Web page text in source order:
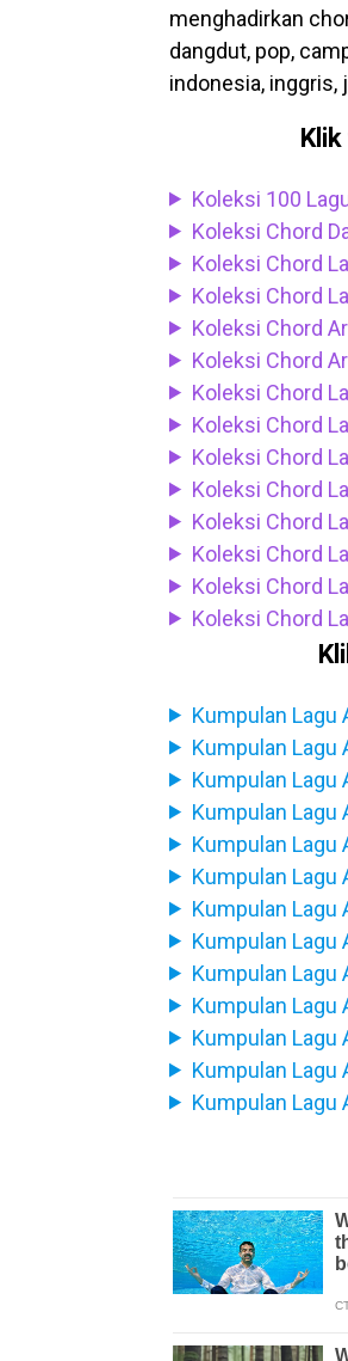
menghadirkan
dangdut, pop,
indonesia, inggris,
Koleksi 100
Koleksi Chord
Koleksi Chord
Koleksi Chord
Koleksi Chord
Koleksi Chord
Koleksi Chord
Koleksi Chord
Koleksi Chord
Koleksi Chord
Koleksi Chord
Koleksi Chord
Koleksi Chord
Koleksi Chord
Kumpulan Lagu
Kumpulan Lagu
Kumpulan Lagu
Kumpulan Lagu
Kumpulan Lagu
Kumpulan Lagu
Kumpulan Lagu
Kumpulan Lagu
Kumpulan Lagu
Kumpulan Lagu
Kumpulan Lagu
Kumpulan Lagu
Kumpulan Lagu